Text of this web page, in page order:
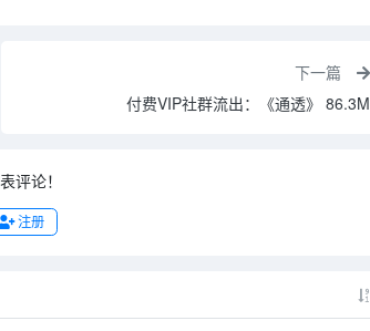
下一篇
付费VIP社群流出：《通透》 86.3M
评论！
注册